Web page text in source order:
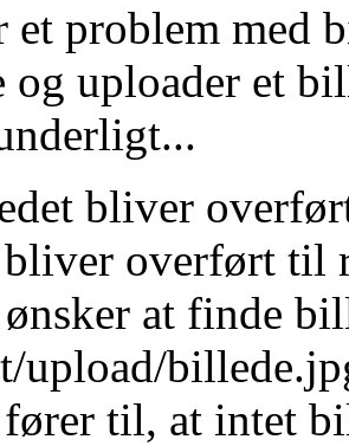
et problem med
og uploader et
bliver
overført til
at finde
upload/
til, at intet